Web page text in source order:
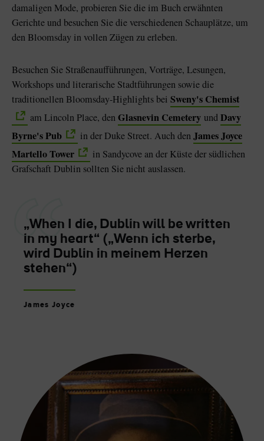
damaligen Mode, probieren Sie die im Buch erwähnten
Gerichte und besuchen Sie die verschiedenen Schauplätze, um
den Bloomsday in vollen Zügen zu erleben.
Besuchen Sie Straßenaufführungen, Vorträge, Lesungen,
Workshops und literarische Stadtführungen sowie die
traditionellen Bloomsday-Highlights bei Sweny's Chemist
am Lincoln Place, denGlasnevin Cemetery undDavy
Byrne's Pub
in der Duke Street. Auch denJames Joyce
Martello Tower
in Sandycove an der Küste der südlichen
Grafschaft Dublin sollten Sie nicht auslassen.
„When I die, Dublin will be written
in my heart“ („Wenn ich sterbe,
wird Dublin in meinem Herzen
stehen“)
James Joyce